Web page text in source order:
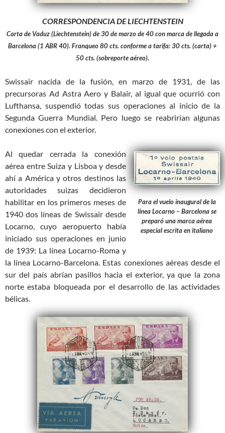
CORRESPONDENCIA DE LIECHTENSTEIN
Carta de Vaduz (Liechtenstein) de 30 de marzo de 40 con marca de llegada a
Barcelona (1 ABR 40). Franqueo 80 cts. conforme a tarifa: 30 cts. (carta) +
50 cts. (sobreporte aéreo).
Swissair nacida de la fusión, en marzo de 1931, de las
precursoras Ad Astra Aero y Balair, al igual que ocurrió con
Lufthansa, suspendió todas sus operaciones al inicio de la
Segunda Guerra Mundial. Pero luego se reabrirían algunas
conexiones con el exterior.
Para el vuelo inaugural de la
línea Locarno – Barcelona se
preparó una marca aérea
especial escrita en italiano
Al quedar cerrada la conexión
aérea entre Suiza y Lisboa y desde
ahí a América y otros destinos las
autoridades suizas decidieron
habilitar en los primeros meses de
1940 dos líneas de Swissair desde
Locarno, cuyo aeropuerto había
iniciado sus operaciones en junio
de 1939: La línea Locarno-Roma y
la línea Locarno-Barcelona. Estas conexiones aéreas desde el
sur del país abrían pasillos hacia el exterior, ya que la zona
norte estaba bloqueada por el desarrollo de las actividades
bélicas.